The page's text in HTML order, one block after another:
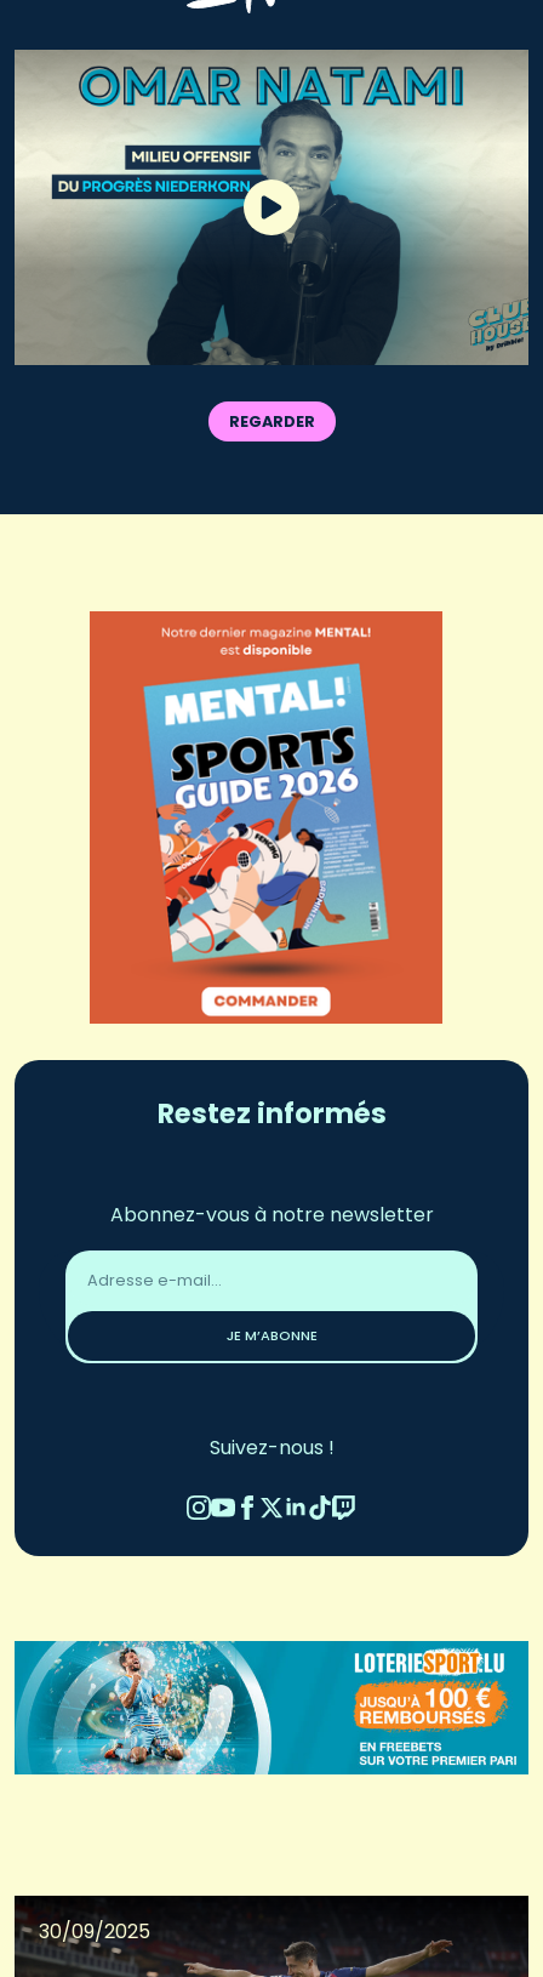
REGARDER
Restez informés
Abonnez-vous à notre newsletter
Adresse
email
JE M’ABONNE
Suivez-nous !
30/09/2025